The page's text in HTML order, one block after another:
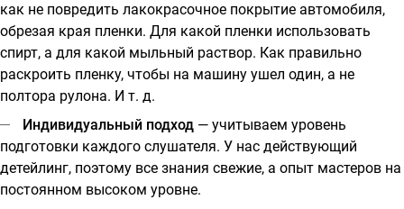
как не повредить лакокрасочное покрытие автомобиля,
обрезая края пленки. Для какой пленки использовать
спирт, а для какой мыльный раствор. Как правильно
раскроить пленку, чтобы на машину ушел один, а не
полтора рулона. И т. д.
Индивидуальный подход — учитываем уровень
подготовки каждого слушателя. У нас действующий
детейлинг, поэтому все знания свежие, а опыт мастеров на
постоянном высоком уровне.